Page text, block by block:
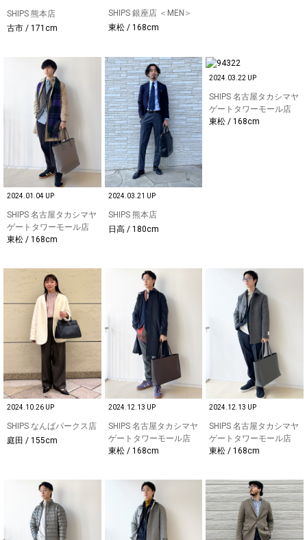
SHIPS 熊本店
古市 / 171cm
SHIPS 銀座店 ＜MEN＞
東松 / 168cm
2024.01.04 UP
SHIPS 名古屋タカシマヤ
ゲートタワーモール店
東松 / 168cm
2024.03.21 UP
SHIPS 熊本店
日高 / 180cm
2024.03.22 UP
SHIPS 名古屋タカシマヤ
ゲートタワーモール店
東松 / 168cm
2024.10.26 UP
SHIPS なんばパークス店
庭田 / 155cm
2024.12.13 UP
SHIPS 名古屋タカシマヤ
ゲートタワーモール店
東松 / 168cm
2024.12.13 UP
SHIPS 名古屋タカシマヤ
ゲートタワーモール店
東松 / 168cm